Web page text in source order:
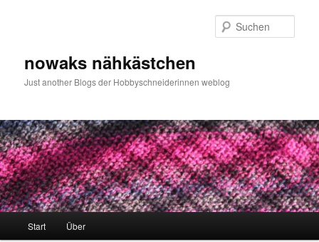
nowaks nähkästchen
Just another Blogs der Hobbyschneiderinnen weblog
Start Über